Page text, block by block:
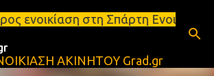
στο κύριο περιεχόμενο
Σπάρτη Ενοικιάσεις
ΑΚΙΝΗΤΟΥ Grad.gr